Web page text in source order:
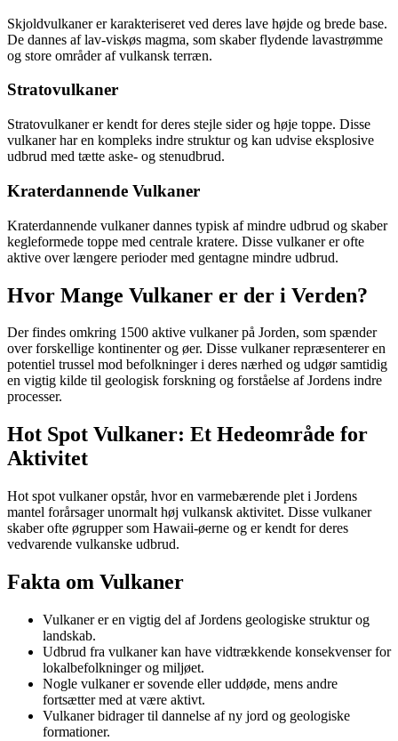
Skjoldvulkaner er karakteriseret ved deres lave højde og brede base.
De dannes af lav-viskøs magma, som skaber flydende lavastrømme
og store områder af vulkansk terræn.
Stratovulkaner
Stratovulkaner er kendt for deres stejle sider og høje toppe. Disse
vulkaner har en kompleks indre struktur og kan udvise eksplosive
udbrud med tætte aske- og stenudbrud.
Kraterdannende Vulkaner
Kraterdannende vulkaner dannes typisk af mindre udbrud og skaber
kegleformede toppe med centrale kratere. Disse vulkaner er ofte
aktive over længere perioder med gentagne mindre udbrud.
Hvor Mange Vulkaner er der i Verden?
Der findes omkring 1500 aktive vulkaner på Jorden, som spænder
over forskellige kontinenter og øer. Disse vulkaner repræsenterer en
potentiel trussel mod befolkninger i deres nærhed og udgør samtidig
en vigtig kilde til geologisk forskning og forståelse af Jordens indre
processer.
Hot Spot Vulkaner: Et Hedeområde for
Aktivitet
Hot spot vulkaner opstår, hvor en varmebærende plet i Jordens
mantel forårsager unormalt høj vulkansk aktivitet. Disse vulkaner
skaber ofte øgrupper som Hawaii-øerne og er kendt for deres
vedvarende vulkanske udbrud.
Fakta om Vulkaner
Vulkaner er en vigtig del af Jordens geologiske struktur og
landskab.
Udbrud fra vulkaner kan have vidtrækkende konsekvenser for
lokalbefolkninger og miljøet.
Nogle vulkaner er sovende eller uddøde, mens andre
fortsætter med at være aktivt.
Vulkaner bidrager til dannelse af ny jord og geologiske
formationer.